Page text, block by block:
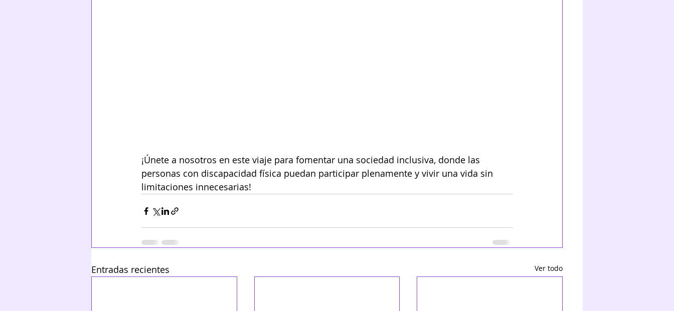
¡Únete a nosotros en este viaje para fomentar una sociedad inclusiva, donde las
personas con discapacidad física puedan participar plenamente y vivir una vida sin
limitaciones innecesarias!
Entradas recientes Ver todo